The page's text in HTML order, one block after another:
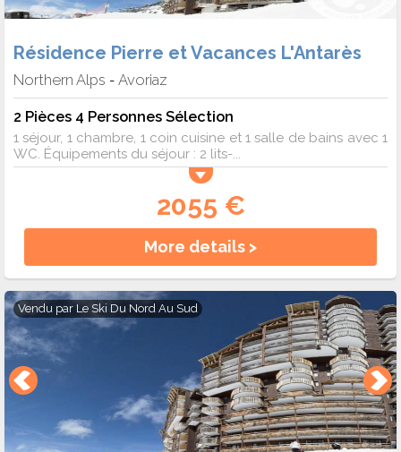
Résidence Pierre et Vacances L'Antarès
Northern Alps - Avoriaz
2 Pièces 4 Personnes Sélection
1 séjour, 1 chambre, 1 coin cuisine et 1 salle de bains avec 1
WC. Équipements du séjour : 2 lits-...
2055 €
More details >
Vendu par Le Ski Du Nord Au Sud